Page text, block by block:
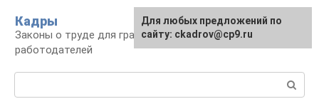
контенту
Кадры
Законы о труде для граждан и
работодателей
Для любых предложений по
сайту: ckadrov@cp9.ru